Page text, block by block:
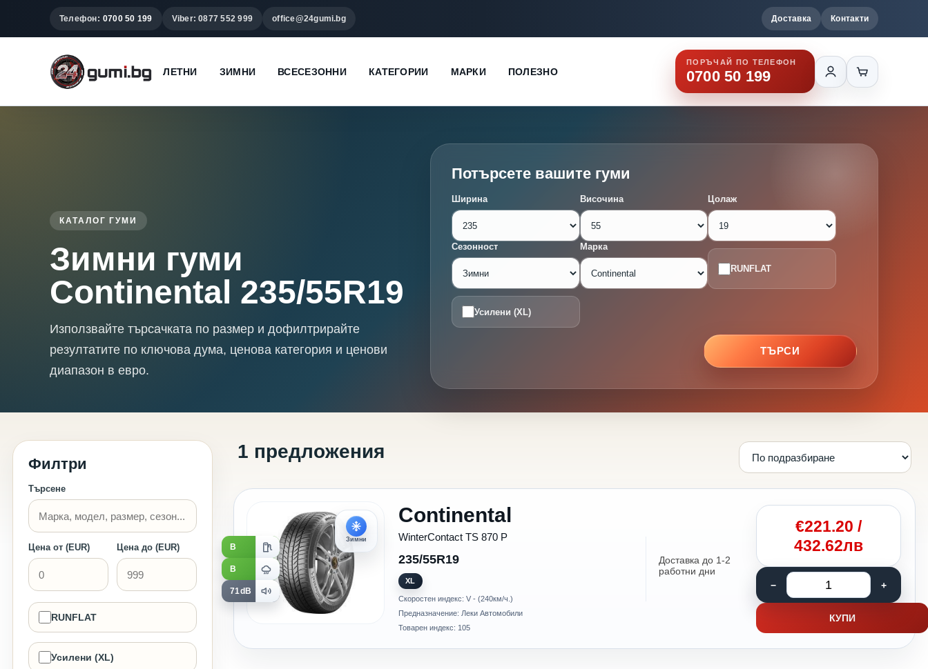
Телефон: 0700 50 199 Viber: 0877 552 999 office@24gumi.bg Доставка Контакти
ЛЕТНИ ЗИМНИ ВСЕСЕЗОННИ КАТЕГОРИИ МАРКИ ПОЛЕЗНО
ПОРЪЧАЙ ПО ТЕЛЕФОН
0700 50 199
КАТАЛОГ ГУМИ
Зимни гуми
Continental 235/55R19
Използвайте търсачката по размер и дофилтрирайте
резултатите по ключова дума, ценова категория и ценови
диапазон в евро.
Потърсете вашите гуми
Ширина Височина Цолаж
Сезонност Марка
RUNFLAT
Усилени (XL)
ТЪРСИ
Филтри
Търсене
Цена от (EUR) Цена до (EUR)
RUNFLAT
Усилени (XL)
1 предложения
Зимни
Continental
WinterContact TS 870 P
235/55R19
B
B
71dB
XL
Скоростен индекс: V - (240км/ч.)
Предназначение: Леки Автомобили
Товарен индекс: 105
Доставка до 1-2
работни дни
€221.20 /
432.62лв
КУПИ